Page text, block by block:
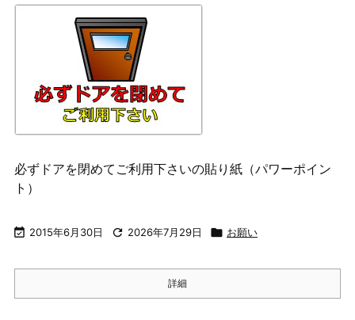
必ずドアを閉めてご利用下さいの貼り紙（パワーポイン
ト）
 2015年6月30日  2026年7月29日  お願い
詳細